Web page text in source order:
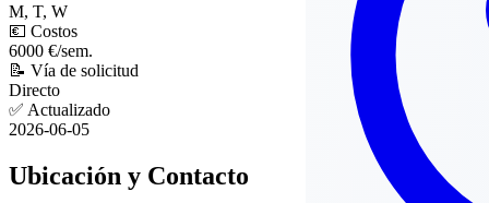
M, T, W
💶 Costos
6000 €/sem.
📝 Vía de solicitud
Directo
✅ Actualizado
2026-06-05
Ubicación y Contacto